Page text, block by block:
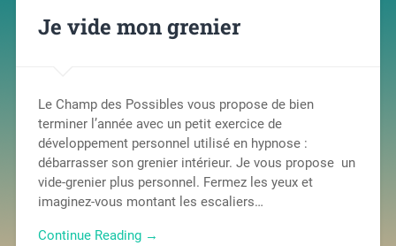
Je vide mon grenier
Le Champ des Possibles vous propose de bien
terminer l’année avec un petit exercice de
développement personnel utilisé en hypnose :
débarrasser son grenier intérieur. Je vous propose un
vide-grenier plus personnel. Fermez les yeux et
imaginez-vous montant les escaliers…
Continue Reading →